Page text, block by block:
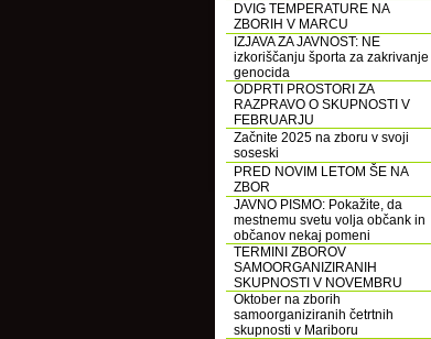
DVIG TEMPERATURE NA
ZBORIH V MARCU
IZJAVA ZA JAVNOST: NE
izkoriščanju športa za zakrivanje
genocida
ODPRTI PROSTORI ZA
RAZPRAVO O SKUPNOSTI V
FEBRUARJU
Začnite 2025 na zboru v svoji
soseski
PRED NOVIM LETOM ŠE NA
ZBOR
JAVNO PISMO: Pokažite, da
mestnemu svetu volja občank in
občanov nekaj pomeni
TERMINI ZBOROV
SAMOORGANIZIRANIH
SKUPNOSTI V NOVEMBRU
Oktober na zborih
samoorganiziranih četrtnih
skupnosti v Mariboru